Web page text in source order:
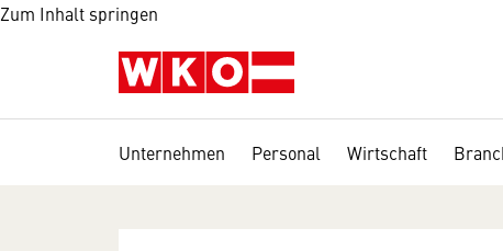
Zum Inhalt springen
Unternehmen Personal Wirtschaft